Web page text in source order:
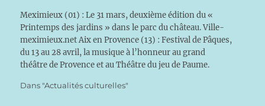
Meximieux (01) : Le 31 mars, deuxième édition du «
Printemps des jardins » dans le parc du château. Ville-
meximieux.net Aix en Provence (13) : Festival de Pâques,
du 13 au 28 avril, la musique à l’honneur au grand
théâtre de Provence et au Théâtre du jeu de Paume.
Dans "Actualités culturelles"